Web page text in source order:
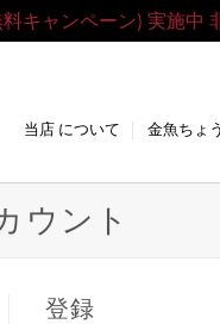
キャンペーン) 実施中
当店 について 金魚ちょ
ウント
登録